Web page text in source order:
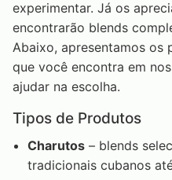
experimentar. Já os
encontrarão blends
Abaixo, apresentamos
que você encontra em
ajudar na escolha.
Tipos de Produtos
Charutos – blends
tradicionais cubanos